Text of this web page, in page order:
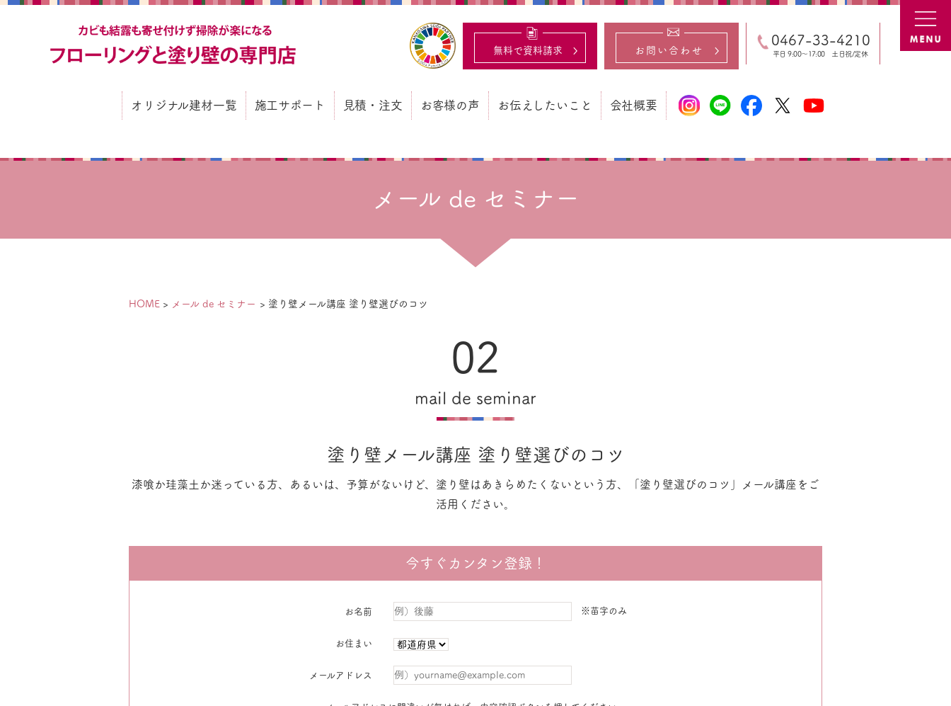
カビ結露対策、光熱費も削減できる：フローリングと「壁」専門店
無料で資料請求 お問い合わせ
0467-33-4210
平日 9:00～17:00 土日祝/定休
オリジナル建材一覧 施工サポート 見積・注文 お客様の声 お伝えしたいこと 会社概要
メール de セミナー
HOME メール de セミナー 塗り壁メール講座 塗り壁選びのコツ
02
mail de seminar
塗り壁メール講座 塗り壁選びのコツ
漆喰か珪藻土か迷っている方、あるいは、予算がないけど、塗り壁はあきらめたくないという方、「塗り壁選びのコツ」メール講座をご
活用ください。
今すぐカンタン登録！
お名前 ※苗字のみ
お住まい
メールアドレス